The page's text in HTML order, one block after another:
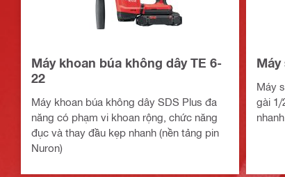
Máy khoan búa không dây TE 6-
22
Máy khoan búa không dây SDS Plus đa
năng có phạm vi khoan rộng, chức năng
đục và thay đầu kẹp nhanh (nền tảng pin
Nuron)
Máy
Máy
gài 1/